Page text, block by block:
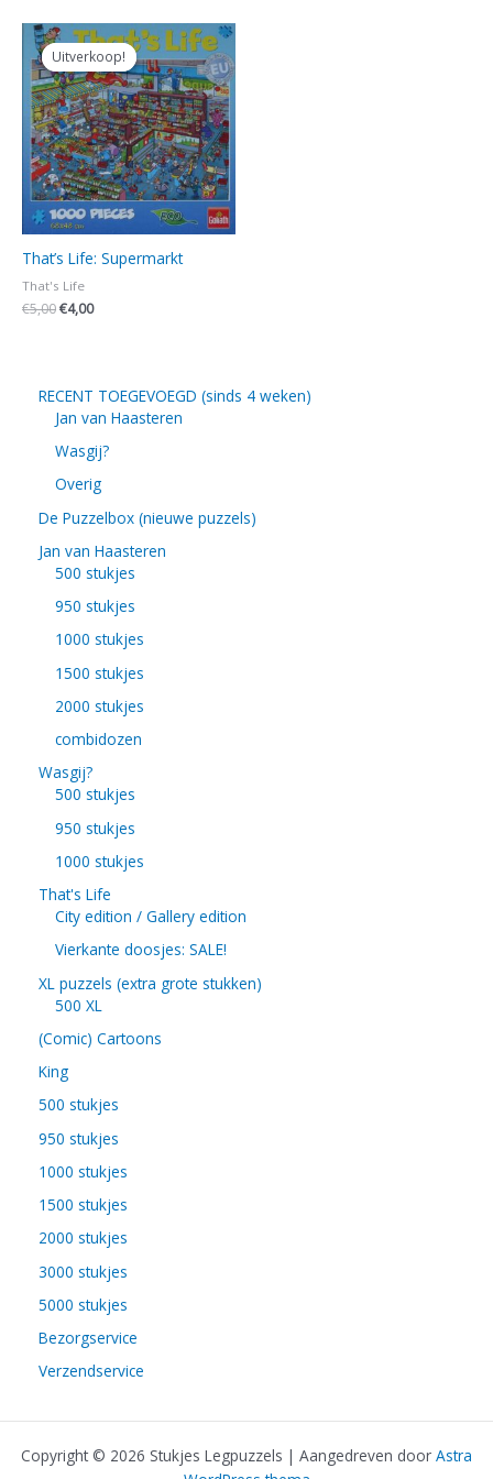
Uitverkoop!
Uitverkoop!
That’s Life: Supermarkt
That's Life
€5,00
Oorspronkelijke
prijs
was:
€5,00.
€4,00
Huidige
prijs
is:
€4,00.
RECENT TOEGEVOEGD (sinds 4 weken)
Jan van Haasteren
Wasgij?
Overig
De Puzzelbox (nieuwe puzzels)
Jan van Haasteren
500 stukjes
950 stukjes
1000 stukjes
1500 stukjes
2000 stukjes
combidozen
Wasgij?
500 stukjes
950 stukjes
1000 stukjes
That's Life
City edition / Gallery edition
Vierkante doosjes: SALE!
XL puzzels (extra grote stukken)
500 XL
(Comic) Cartoons
King
500 stukjes
950 stukjes
1000 stukjes
1500 stukjes
2000 stukjes
3000 stukjes
5000 stukjes
Bezorgservice
Verzendservice
Copyright © 2026 Stukjes Legpuzzels | Aangedreven door Astra